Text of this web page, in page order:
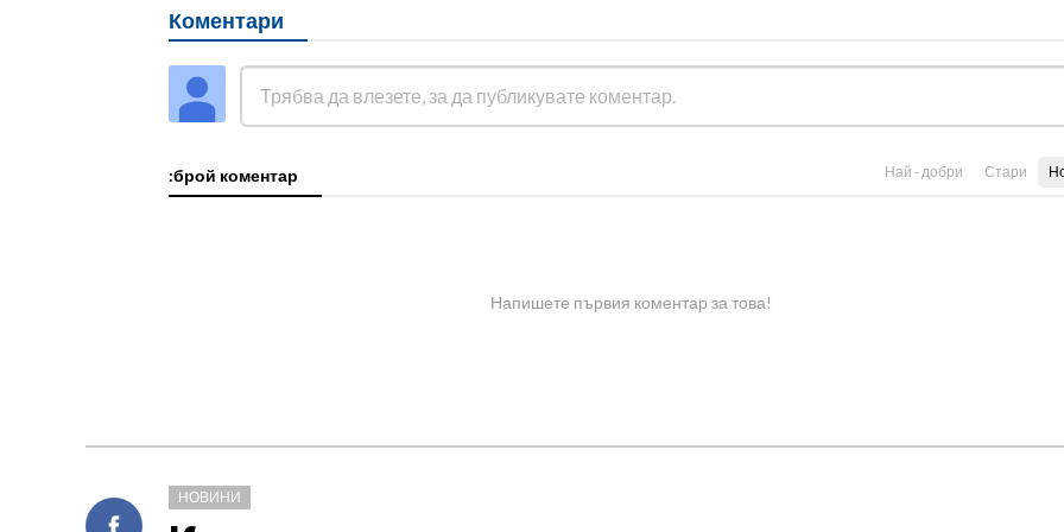
Коментари
:брой коментар Най - добри Стари
Напишете първия коментар за това!
НОВИНИ